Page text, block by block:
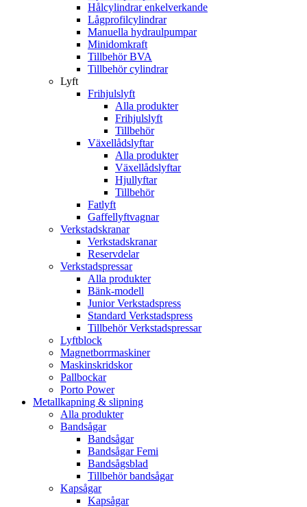
Hålcylindrar enkelverkande
Lågprofilcylindrar
Manuella hydraulpumpar
Minidomkraft
Tillbehör BVA
Tillbehör cylindrar
Lyft
Frihjulslyft
Alla produkter
Frihjulslyft
Tillbehör
Växellådslyftar
Alla produkter
Växellådslyftar
Hjullyftar
Tillbehör
Fatlyft
Gaffellyftvagnar
Verkstadskranar
Verkstadskranar
Reservdelar
Verkstadspressar
Alla produkter
Bänk-modell
Junior Verkstadspress
Standard Verkstadspress
Tillbehör Verkstadspressar
Lyftblock
Magnetborrmaskiner
Maskinskridskor
Pallbockar
Porto Power
Metallkapning & slipning
Alla produkter
Bandsågar
Bandsågar
Bandsågar Femi
Bandsågsblad
Tillbehör bandsågar
Kapsågar
Kapsågar